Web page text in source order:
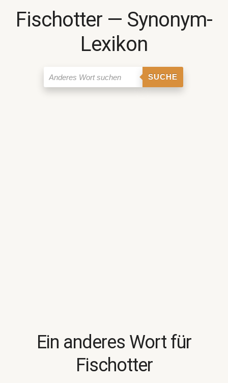
Fischotter ― Synonym-
Lexikon
SUCHE
Ein anderes Wort für
Fischotter